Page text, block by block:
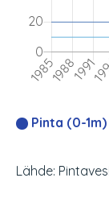
Pinta (0-1m)
Lähde: